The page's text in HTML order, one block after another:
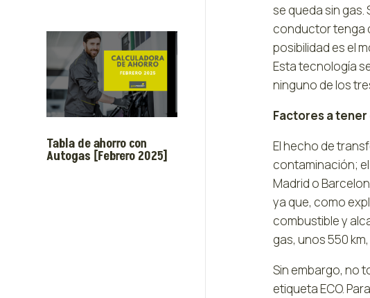
Tabla de ahorro con
Autogas [Febrero 2025]
se queda sin
conductor tenga
posibilidad es el
Esta tecnología
ninguno de los
Factores a
El hecho de
contaminación;
Madrid o
ya que, como
combustible y
gas, unos 550
Sin embargo, no
etiqueta ECO.